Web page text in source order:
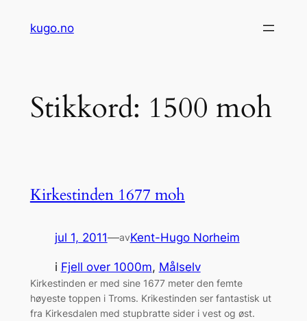
kugo.no
Stikkord: 1500 moh
Kirkestinden 1677 moh
jul 1, 2011—avKent-Hugo Norheim
i Fjell over 1000m, Målselv
Kirkestinden er med sine 1677 meter den femte
høyeste toppen i Troms. Krikestinden ser fantastisk ut
fra Kirkesdalen med stupbratte sider i vest og øst.